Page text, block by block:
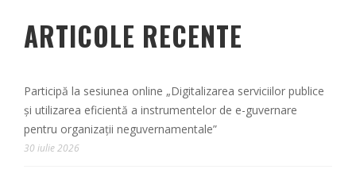
ARTICOLE RECENTE
Participă la sesiunea online „Digitalizarea serviciilor publice
și utilizarea eficientă a instrumentelor de e-guvernare
pentru organizații neguvernamentale”
30 iulie 2026